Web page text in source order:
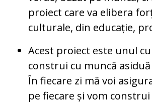
proiect care va elibera
culturale, din educație,
Acest proiect este unul
construi cu muncă
În fiecare zi mă voi
pe fiecare și vom